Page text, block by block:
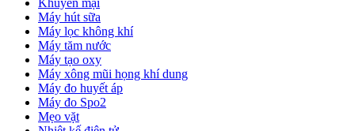
Máy hút sữa
Máy lọc không khí
Máy tăm nước
Máy tạo oxy
Máy xông mũi họng khí dung
Máy đo huyết áp
Máy đo Spo2
Mẹo vặt